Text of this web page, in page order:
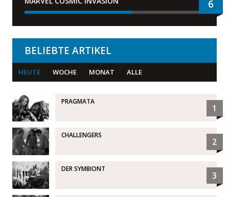
6
BELIEBTE ARTIKEL
HEUTE WOCHE MONAT ALLE
PRAGMATA
1
CHALLENGERS
2
DER SYMBIONT
3